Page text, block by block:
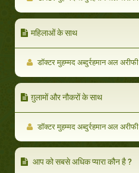
महिलाओं के साथ
डॉक्टर मुहम्मद अब्दुर्रहमान अल अरीफी
ग़ुलामों और नौकरों के साथ
डॉक्टर मुहम्मद अब्दुर्रहमान अल अरीफी
आप को सबसे अधिक प्यारा कौन है ?